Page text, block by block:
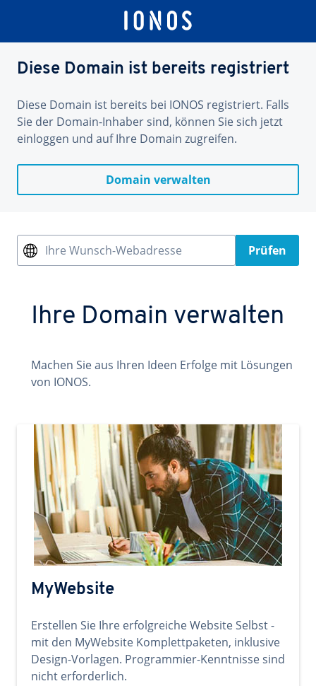
Diese Domain ist bereits registriert
Diese Domain ist bereits bei IONOS registriert. Falls
Sie der Domain-Inhaber sind, können Sie sich jetzt
einloggen und auf Ihre Domain zugreifen.
Domain verwalten
Ihre Wunsch-Webadresse Prüfen
Ihre Domain verwalten
Machen Sie aus Ihren Ideen Erfolge mit Lösungen
von IONOS.
MyWebsite
Erstellen Sie Ihre erfolgreiche Website Selbst -
mit den MyWebsite Komplettpaketen, inklusive
Design-Vorlagen. Programmier-Kenntnisse sind
nicht erforderlich.